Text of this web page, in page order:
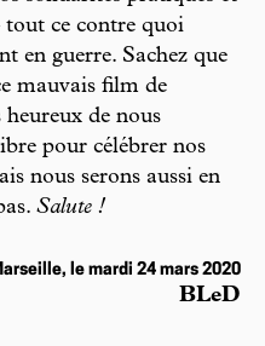
tout ce contre quoi
en guerre. Sachez que
mauvais film de
heureux de nous
pour célébrer nos
nous serons aussi en
Salute !
le mardi 24 mars 2020
BLeD